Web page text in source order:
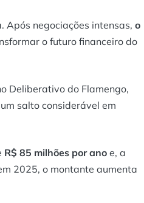
Após negociações intensas, o
o futuro financeiro do
Deliberativo do Flamengo,
salto considerável em
R$ 85 milhões por ano e, a
2025, o montante aumenta